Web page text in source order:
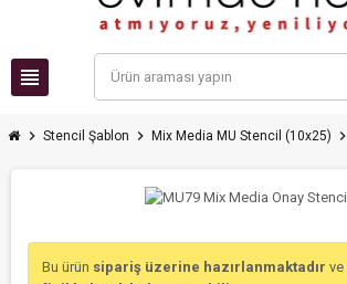
view_headline
chevron_right Stencil Şablon chevron_right Mix Media MU Stencil (10x25) chevron_right
Bu ürün sipariş üzerine hazırlanmaktadır ve